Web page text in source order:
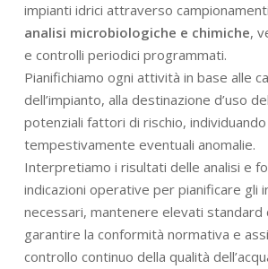
impianti idrici attraverso
analisi microbiologiche e chimiche,
e controlli periodici programmati.
Pianifichiamo ogni attività in base alle
dell’impianto, alla destinazione d’uso
potenziali fattori di rischio, individuando
tempestivamente eventuali anomalie.
Interpretiamo i risultati delle analisi e
indicazioni operative per pianificare gli
necessari, mantenere elevati standard
garantire la conformità normativa e
controllo continuo della qualità